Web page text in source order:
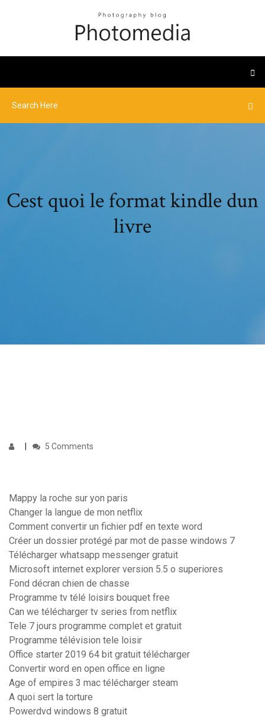
Cest quoi le format kindle dun
livre
5 Comments
Mappy la roche sur yon paris
Changer la langue de mon netflix
Comment convertir un fichier pdf en texte word
Créer un dossier protégé par mot de passe windows 7
Télécharger whatsapp messenger gratuit
Microsoft internet explorer version 5.5 o superiores
Fond décran chien de chasse
Programme tv télé loisirs bouquet free
Can we télécharger tv series from netflix
Tele 7 jours programme complet et gratuit
Programme télévision tele loisir
Office starter 2019 64 bit gratuit télécharger
Convertir word en open office en ligne
Age of empires 3 mac télécharger steam
A quoi sert la torture
Powerdvd windows 8 gratuit